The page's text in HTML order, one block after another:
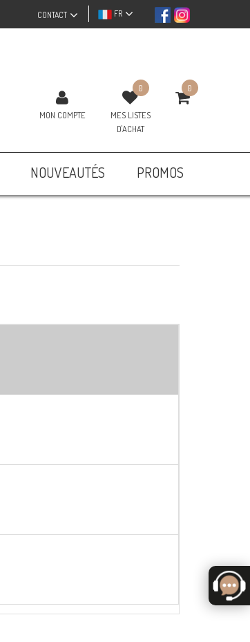
FR
CONTACT
MON COMPTE
0
MES LISTES
D'ACHAT
0
NOUVEAUTÉS PROMOS